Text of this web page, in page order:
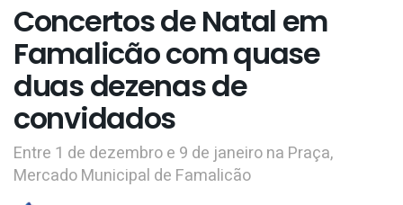
Concertos de Natal em
Famalicão com quase
duas dezenas de
convidados
Entre 1 de dezembro e 9 de janeiro na Praça,
Mercado Municipal de Famalicão